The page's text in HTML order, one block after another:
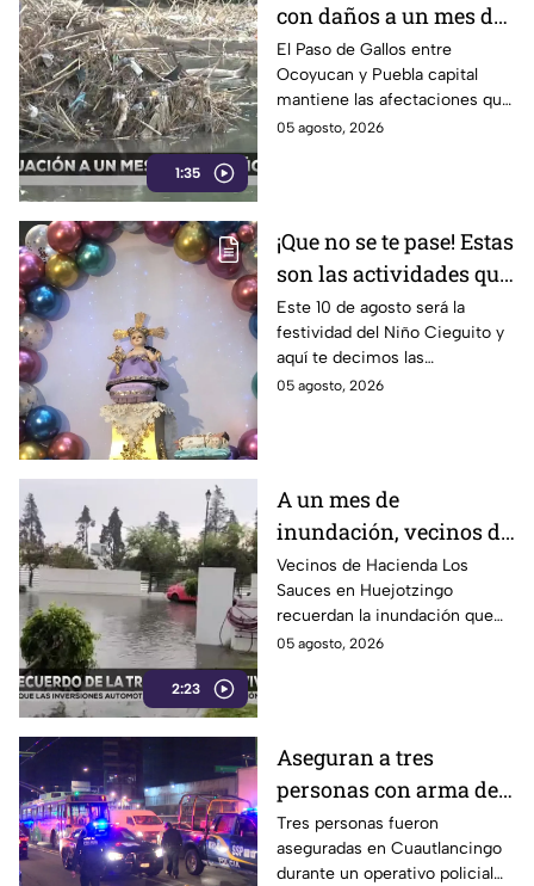
1:35
con daños a un mes de
afectaciones por
lluvias
El Paso de Gallos entre
Ocoyucan y Puebla capital
mantiene las afectaciones que
dejó el aumento del nivel del
05 agosto, 2026
¡Que no se te pase! Estas
son las actividades que
habrá por la festividad
del Niño Cieguito en
Puebla
Este 10 de agosto será la
festividad del Niño Cieguito y
aquí te decimos las
actividades que se llevarán a
05 agosto, 2026
2:23
A un mes de
inundación, vecinos de
Hacienda Los Sauces
reconstruyen sus
hogares
Vecinos de Hacienda Los
Sauces en Huejotzingo
recuerdan la inundación que
afectó sus viviendas hace un
05 agosto, 2026
Aseguran a tres
personas con arma de
fuego tras robo de
camioneta en
Tres personas fueron
aseguradas en Cuautlancingo
durante un operativo policial